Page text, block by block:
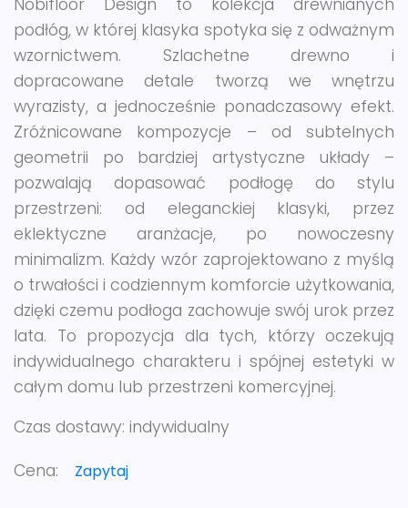
Nobifloor Design to kolekcja drewnianych
podłóg, w której klasyka spotyka się z odważnym
wzornictwem. Szlachetne drewno i
dopracowane detale tworzą we wnętrzu
wyrazisty, a jednocześnie ponadczasowy efekt.
Zróżnicowane kompozycje – od subtelnych
geometrii po bardziej artystyczne układy –
pozwalają dopasować podłogę do stylu
przestrzeni: od eleganckiej klasyki, przez
eklektyczne aranżacje, po nowoczesny
minimalizm. Każdy wzór zaprojektowano z myślą
o trwałości i codziennym komforcie użytkowania,
dzięki czemu podłoga zachowuje swój urok przez
lata. To propozycja dla tych, którzy oczekują
indywidualnego charakteru i spójnej estetyki w
całym domu lub przestrzeni komercyjnej.
Czas dostawy: indywidualny
Cena:
Zapytaj